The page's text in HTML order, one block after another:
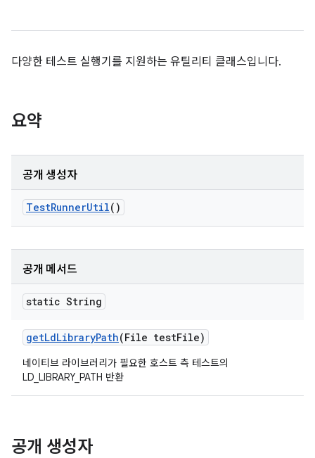
다양한 테스트 실행기를 지원하는 유틸리티 클래스입니다.
요약
공개 생성자
TestRunnerUtil()
공개 메서드
static String
getLdLibraryPath(File testFile)
네이티브 라이브러리가 필요한 호스트 측 테스트의
LD_LIBRARY_PATH 반환
공개 생성자